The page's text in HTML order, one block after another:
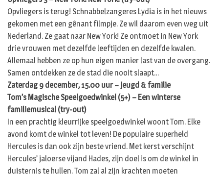
Opvliegers is terug! Schnabbelzangeres Lydia is in het nieuws
gekomen met een gênant filmpje. Ze wil daarom even weg uit
Nederland. Ze gaat naar New York! Ze ontmoet in New York
drie vrouwen met dezelfde leeftijden en dezelfde kwalen.
Allemaal hebben ze op hun eigen manier last van de overgang.
Samen ontdekken ze de stad die nooit slaapt…
Zaterdag 9 december, 15.00 uur – jeugd & familie
Tom’s Magische Speelgoedwinkel (5+) – Een winterse
familiemusical (try-out)
In een prachtig kleurrijke speelgoedwinkel woont Tom. Elke
avond komt de winkel tot leven! De populaire superheld
Hercules is dan ook zijn beste vriend. Met kerst verschijnt
Hercules’ jaloerse vijand Hades, zijn doel is om de winkel in
duisternis te hullen. Tom zal al zijn krachten moeten